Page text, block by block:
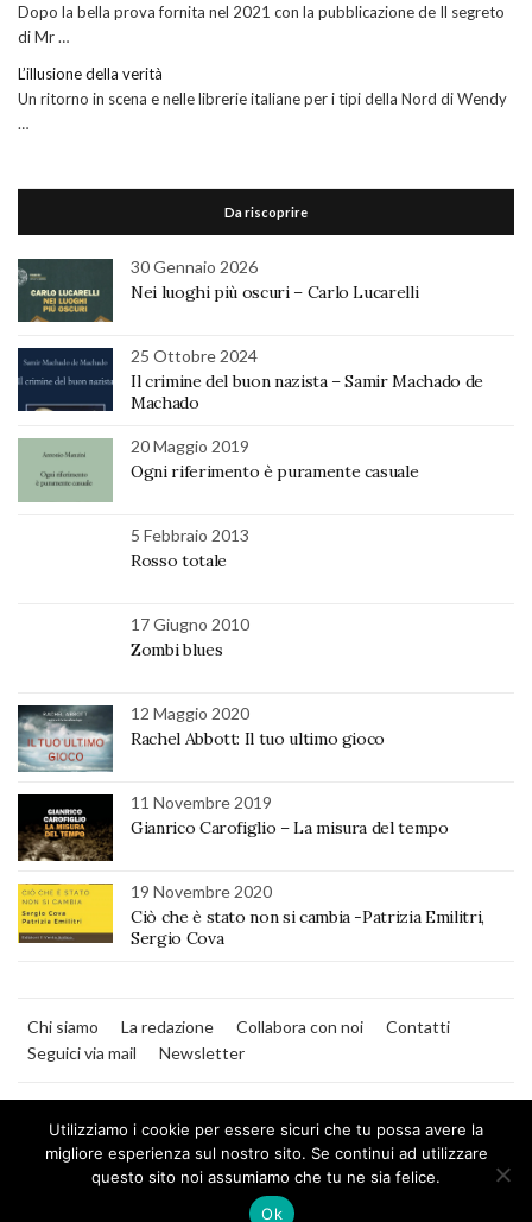
Dopo la bella prova fornita nel 2021 con la pubblicazione de Il segreto
di Mr …
L’illusione della verità
Un ritorno in scena e nelle librerie italiane per i tipi della Nord di Wendy
…
Da riscoprire
30 Gennaio 2026
Nei luoghi più oscuri – Carlo Lucarelli
25 Ottobre 2024
Il crimine del buon nazista – Samir Machado de
Machado
20 Maggio 2019
Ogni riferimento è puramente casuale
5 Febbraio 2013
Rosso totale
17 Giugno 2010
Zombi blues
12 Maggio 2020
Rachel Abbott: Il tuo ultimo gioco
11 Novembre 2019
Gianrico Carofiglio – La misura del tempo
19 Novembre 2020
Ciò che è stato non si cambia -Patrizia Emilitri,
Sergio Cova
Chi siamo La redazione Collabora con noi
Contatti
Seguici via mail
Newsletter
MilanoNera
Utilizziamo i cookie per essere sicuri che tu possa avere la
migliore esperienza sul nostro sito. Se continui ad utilizzare
questo sito noi assumiamo che tu ne sia felice.
Ok